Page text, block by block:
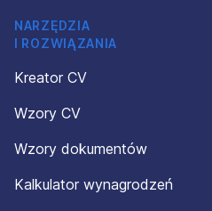
NARZĘDZIA
I ROZWIĄZANIA
Kreator CV
Wzory CV
Wzory dokumentów
Kalkulator wynagrodzeń